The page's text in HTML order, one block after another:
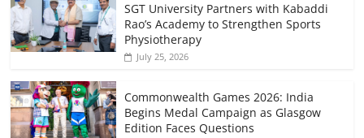
SGT University Partners with Kabaddi
Rao’s Academy to Strengthen Sports
Physiotherapy
July 25, 2026
Commonwealth Games 2026: India
Begins Medal Campaign as Glasgow
Edition Faces Questions